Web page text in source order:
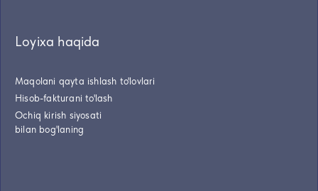
Loyixa haqida
Maqolani qayta ishlash to'lovlari
Hisob-fakturani to'lash
Ochiq kirish siyosati
bilan bog'laning